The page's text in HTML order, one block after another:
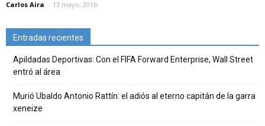
Carlos Aira - 13 mayo, 2016
Entradas recientes
Apildadas Deportivas: Con el FIFA Forward Enterprise, Wall Street
entró al área
Murió Ubaldo Antonio Rattín: el adiós al eterno capitán de la garra
xeneize